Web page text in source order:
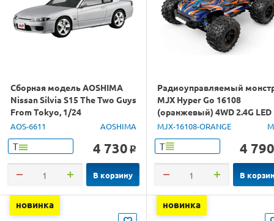
Сборная модель AOSHIMA
Nissan Silvia S15 The Two Guys
From Tokyo, 1/24
AOS-6611 AOSHIMA
Т 4 730 o
В корзину
Радиоуправляемый
MJX Hyper Go 16108
(оранжевый) 4WD 2.4G LED
1/16 RTR
MJX-16108-ORANGE
Т 4 790
В
новинка новинка